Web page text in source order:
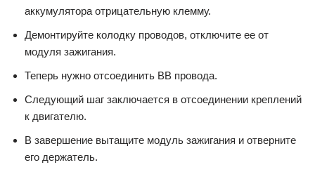
аккумулятора отрицательную клемму.
Демонтируйте колодку проводов, отключите ее от
модуля зажигания.
Теперь нужно отсоединить ВВ провода.
Следующий шаг заключается в отсоединении креплений
к двигателю.
В завершение вытащите модуль зажигания и отверните
его держатель.